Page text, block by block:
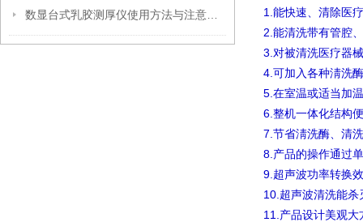
1. 能快速、清除医
2. 能清洗带有管腔
3. 对被清洗医疗器
4. 可加入各种淸洗
5. 在室温或适当加
6. 整机一体化结构
7. 节省淸洗酶、清
8. 产品的操作通过
9. 超声波功率转换
10. 超声波清洗能
11. 产品设计美观